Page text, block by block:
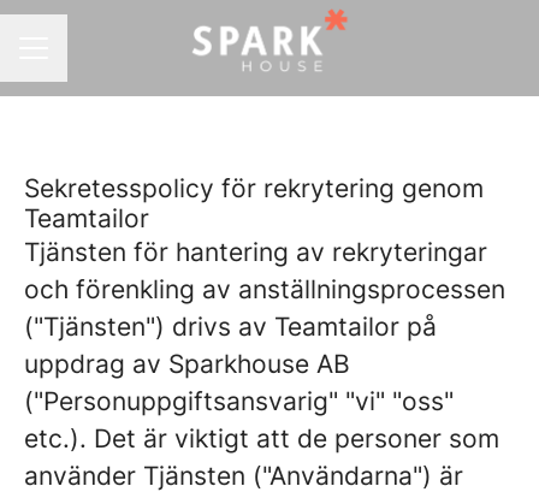
Sekretesspolicy för rekrytering genom
Teamtailor
Tjänsten för hantering av rekryteringar
och förenkling av anställningsprocessen
("Tjänsten") drivs av Teamtailor på
uppdrag av Sparkhouse AB
("Personuppgiftsansvarig" "vi" "oss"
etc.). Det är viktigt att de personer som
använder Tjänsten ("Användarna") är